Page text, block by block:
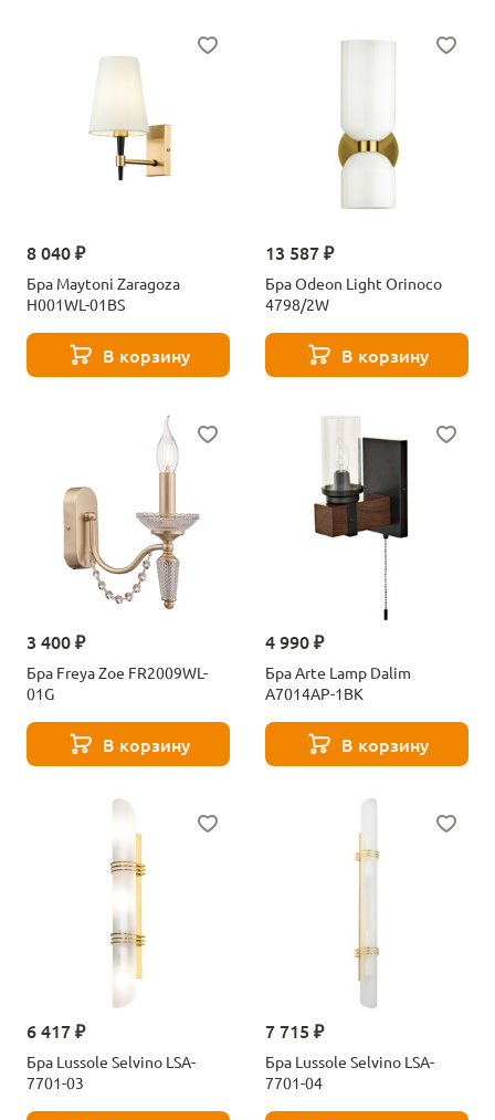
8 040 ₽
Бра Maytoni Zaragoza
H001WL-01BS
В корзину
13 587 ₽
Бра Odeon Light Orinoco
4798/2W
В корзину
3 400 ₽
Бра Freya Zoe FR2009WL-
01G
В корзину
4 990 ₽
Бра Arte Lamp Dalim
A7014AP-1BK
В корзину
6 417 ₽
Бра Lussole Selvino LSA-
7701-03
7 715 ₽
Бра Lussole Selvino LSA-
7701-04